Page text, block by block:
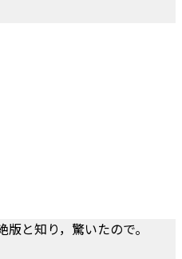
と知り，驚いたので。